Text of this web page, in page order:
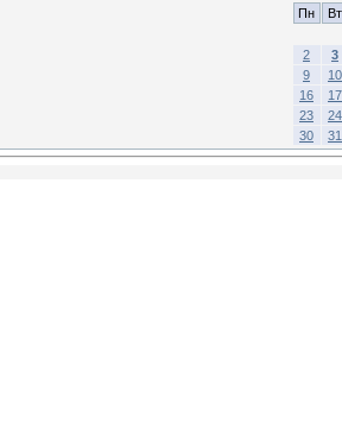
Пн Вт
2
3
9
10
16
17
23
24
30
31